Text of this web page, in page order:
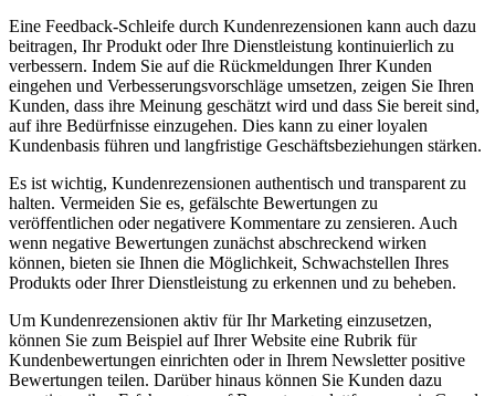
Eine Feedback-Schleife durch Kundenrezensionen kann auch dazu
beitragen, Ihr Produkt oder Ihre Dienstleistung kontinuierlich zu
verbessern. Indem Sie auf die Rückmeldungen Ihrer Kunden
eingehen und Verbesserungsvorschläge umsetzen, zeigen Sie Ihren
Kunden, dass ihre Meinung geschätzt wird und dass Sie bereit sind,
auf ihre Bedürfnisse einzugehen. Dies kann zu einer loyalen
Kundenbasis führen und langfristige Geschäftsbeziehungen stärken.
Es ist wichtig, Kundenrezensionen authentisch und transparent zu
halten. Vermeiden Sie es, gefälschte Bewertungen zu
veröffentlichen oder negativere Kommentare zu zensieren. Auch
wenn negative Bewertungen zunächst abschreckend wirken
können, bieten sie Ihnen die Möglichkeit, Schwachstellen Ihres
Produkts oder Ihrer Dienstleistung zu erkennen und zu beheben.
Um Kundenrezensionen aktiv für Ihr Marketing einzusetzen,
können Sie zum Beispiel auf Ihrer Website eine Rubrik für
Kundenbewertungen einrichten oder in Ihrem Newsletter positive
Bewertungen teilen. Darüber hinaus können Sie Kunden dazu